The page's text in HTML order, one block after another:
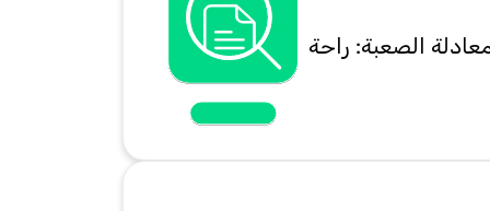
الصعبة: راحة